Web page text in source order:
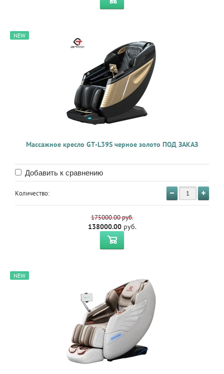
NEW
Массажное кресло GT-L39S черное золото ПОД ЗАКАЗ
Добавить к сравнению
Количество:
175000.00руб.
138000.00руб.
NEW